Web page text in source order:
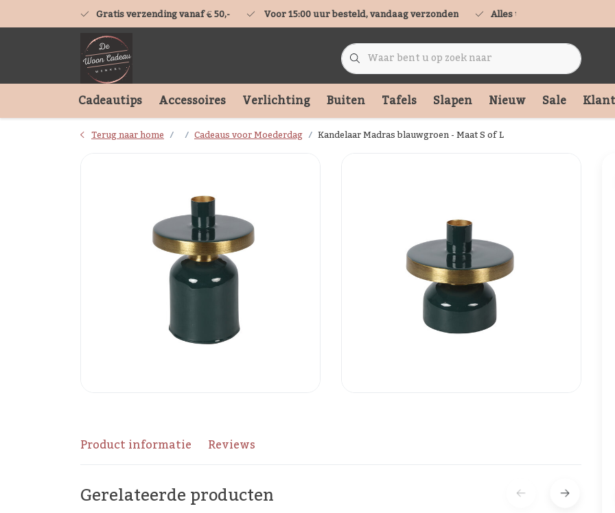
Gratis verzending vanaf € 50,- Voor 15:00 uur besteld, vandaag verzonden Alles uit voorraad leverbaar
Cadeautips Accessoires Verlichting Buiten Tafels Slapen Nieuw Sale
Terug naar home Cadeaus voor Moederdag Kandelaar Madras blauwgroen - Maat S of L
Product informatie Reviews
Gerelateerde producten